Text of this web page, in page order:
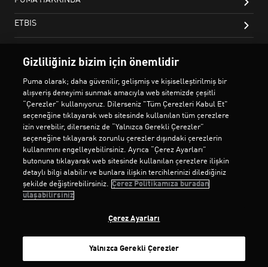
Gizliliğiniz bizim için önemlidir
Puma olarak; daha güvenilir, gelişmiş ve kişiselleştirilmiş bir
alışveriş deneyimi sunmak amacıyla web sitemizde çeşitli
“Çerezler” kullanıyoruz. Dilerseniz "Tüm Çerezleri Kabul Et"
seçeneğine tıklayarak web sitesinde kullanılan tüm çerezlere
izin verebilir, dilerseniz de “Yalnızca Gerekli Çerezler”
seçeneğine tıklayarak zorunlu çerezler dışındaki çerezlerin
kullanımını engelleyebilirsiniz. Ayrıca “Çerez Ayarları”
butonuna tıklayarak web sitesinde kullanılan çerezlere ilişkin
detaylı bilgi alabilir ve bunlara ilişkin tercihlerinizi dilediğiniz
şekilde değiştirebilirsiniz. Çerez Politikamıza buradan
ulaşabilirsiniz
Çerez Ayarları
Yalnızca Gerekli Çerezler